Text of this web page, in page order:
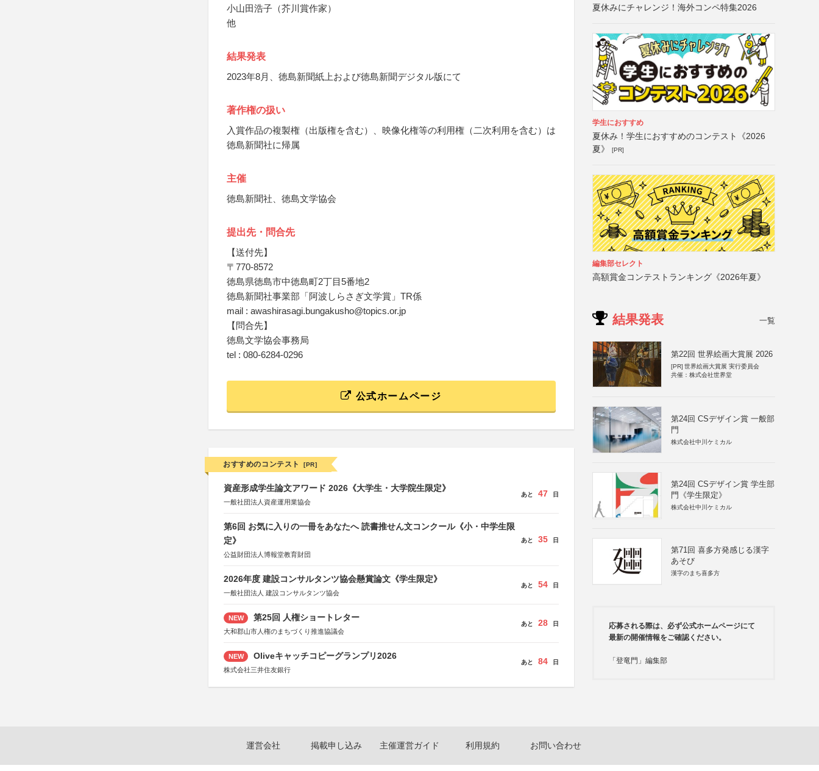
小山田浩子（芥川賞作家）
他
結果発表
2023年8月、徳島新聞紙上および徳島新聞デジタル版にて
著作権の扱い
入賞作品の複製権（出版権を含む）、映像化権等の利用権（二次利用を含む）は
徳島新聞社に帰属
主催
徳島新聞社、徳島文学協会
提出先・問合先
【送付先】
〒770-8572
徳島県徳島市中徳島町2丁目5番地2
徳島新聞社事業部「阿波しらさぎ文学賞」TR係
mail : awashirasagi.bungakusho@topics.or.jp
【問合先】
徳島文学協会事務局
tel : 080-6284-0296
公式ホームページ
おすすめのコンテスト [PR]
資産形成学生論文アワード 2026《大学生・大学院生限定》
一般社団法人資産運用業協会
あと 47 日
第6回 お気に入りの一冊をあなたへ 読書推せん文コンクール《小・中学生限
定》
公益財団法人博報堂教育財団
あと 35 日
2026年度 建設コンサルタンツ協会懸賞論文《学生限定》
一般社団法人 建設コンサルタンツ協会
あと 54 日
NEW 第25回 人権ショートレター
大和郡山市人権のまちづくり推進協議会
あと 28 日
NEW Oliveキャッチコピーグランプリ2026
株式会社三井住友銀行
あと 84 日
夏休みにチャレンジ！海外コンペ特集2026
学生におすすめ
夏休み！学生におすすめのコンテスト《2026
夏》
[PR]
編集部セレクト
高額賞金コンテストランキング《2026年夏》
結果発表 一覧
第22回 世界絵画大賞展 2026
[PR] 世界絵画大賞展 実行委員会
共催：株式会社世界堂
第24回 CSデザイン賞 一般部
門
株式会社中川ケミカル
第24回 CSデザイン賞 学生部
門《学生限定》
株式会社中川ケミカル
第71回 喜多方発感じる漢字
あそび
漢字のまち喜多方
応募される際は、必ず公式ホームページにて
最新の開催情報をご確認ください。
「登竜門」編集部
運営会社 掲載申し込み 主催運営ガイド 利用規約 お問い合わせ